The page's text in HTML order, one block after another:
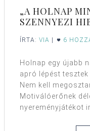
„A HOLNAP
SZENNYEZI
ÍRTA: VIA 6
Holnap egy újabb
apró lépést
Nem kell
Motiválóerőnek
nyereményjátékot